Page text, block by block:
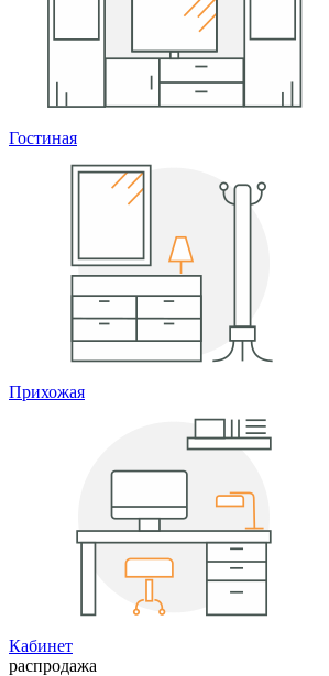
Гостиная
Прихожая
Кабинет
распродажа